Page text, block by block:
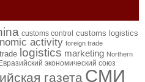
customs control customs logistics
activity foreign trade
logistics marketing Northern
Евразийский экономический союз
газета СМИ